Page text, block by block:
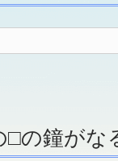
□の鐘がな